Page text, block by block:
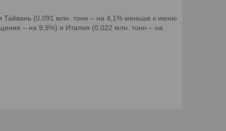
Тайвань (0,091 млн. тонн – на 4,1% меньше к июню
– на 9,9%) и Италия (0,022 млн. тонн – на